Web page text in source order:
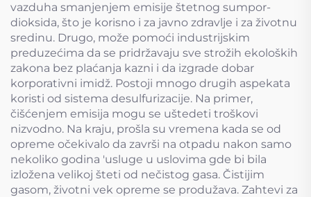
vazduha smanjenjem emisije štetnog sumpor-
dioksida, što je korisno i za javno zdravlje i za životnu
sredinu. Drugo, može pomoći industrijskim
preduzećima da se pridržavaju sve strožih ekoloških
zakona bez plaćanja kazni i da izgrade dobar
korporativni imidž. Postoji mnogo drugih aspekata
koristi od sistema desulfurizacije. Na primer,
čišćenjem emisija mogu se uštedeti troškovi
nizvodno. Na kraju, prošla su vremena kada se od
opreme očekivalo da završi na otpadu nakon samo
nekoliko godina 'usluge u uslovima gde bi bila
izložena velikoj šteti od nečistog gasa. Čistijim
gasom, životni vek opreme se produžava. Zahtevi za